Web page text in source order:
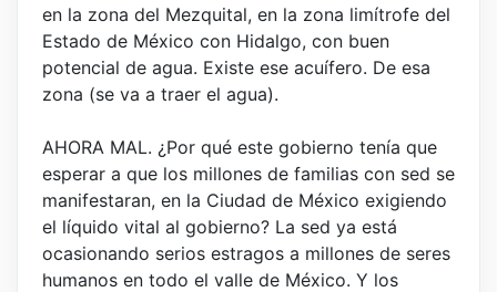
en la zona del Mezquital, en la zona limítrofe del
Estado de México con Hidalgo, con buen
potencial de agua. Existe ese acuífero. De esa
zona (se va a traer el agua).
AHORA MAL. ¿Por qué este gobierno tenía que
esperar a que los millones de familias con sed se
manifestaran, en la Ciudad de México exigiendo
el líquido vital al gobierno? La sed ya está
ocasionando serios estragos a millones de seres
humanos en todo el valle de México. Y los